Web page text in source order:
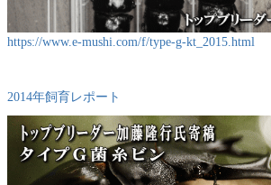
https://www.e-mushi.com/f/type-g-kt_2015.html
2014年飼育レポート